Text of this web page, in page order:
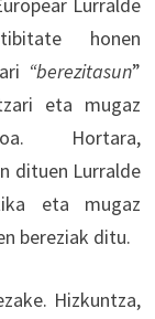
Lurralde
honen
“berezitasun”
eta mugaz
Hortara,
dituen Lurralde
eta mugaz
bereziak ditu.
Hizkuntza,